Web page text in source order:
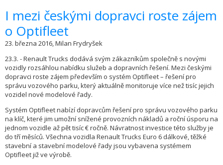
​I mezi českými dopravci roste zájem
o Optifleet
23. března 2016, Milan Frydryšek
23.3. - Renault Trucks dodává svým zákazníkům společně s novými
vozidly rozsáhlou nabídku služeb a dopravních řešení. Mezi českými
dopravci roste zájem především o systém Optifleet – řešení pro
správu vozového parku, který aktuálně monitoruje více než tisíc jejich
vozidel nové modelové řady.
Systém Optifleet nabízí dopravcům řešení pro správu vozového parku
na klíč, které jim umožní snížené provozních nákladů a roční úsporu na
jednom vozidle až pět tisíc € ročně. Návratnost investice této služby je
do tří měsíců. Všechna vozidla Renault Trucks Euro 6 dálkové, těžké
stavební a stavební modelové řady jsou vybavena systémem
Optifleet již ve výrobě.